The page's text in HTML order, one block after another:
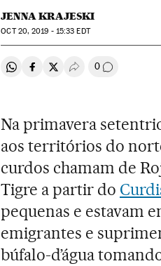
JENNA KRAJESKI
OCT20, 2019 - 15:33 EDT
Compartir en Whatsapp
Compartir en Facebook
Compartir en Twitter
Desplegar Redes
0 Comentários
Na primavera
aos territórios do
curdos chamam de
Tigre a partir do
pequenas e estavam
emigrantes e
búfalo-d’água